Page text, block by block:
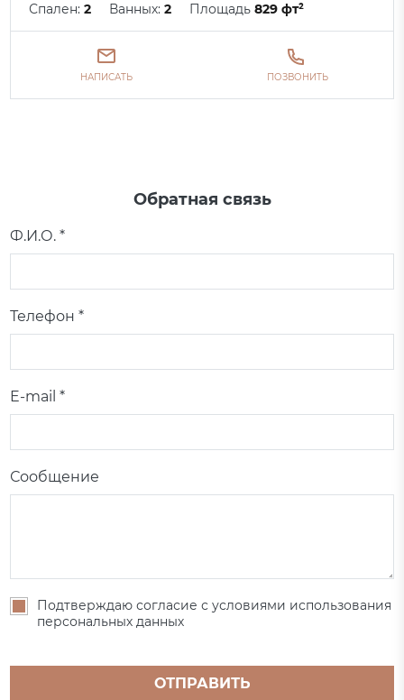
Спален:2 Ванных:2 Площадь829 фт²
НАПИСАТЬ ПОЗВОНИТЬ
Обратная связь
Ф.И.О. *
Телефон *
E-mail *
Сообщение
Подтверждаю согласие с условиями использования
персональных данных
ОТПРАВИТЬ